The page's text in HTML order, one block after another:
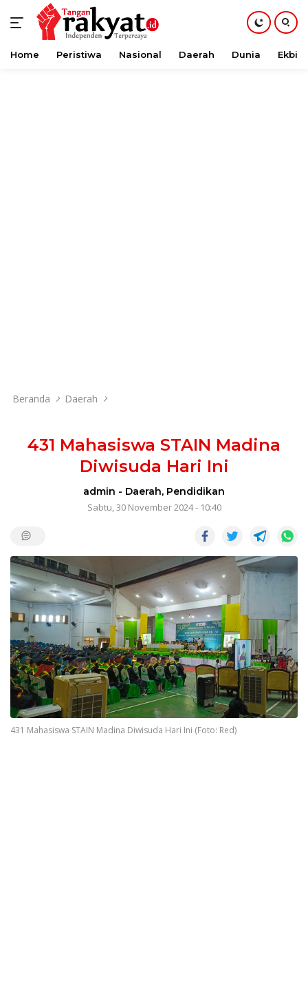
Langsung
Home Peristiwa Nasional Daerah Dunia Ekbis
Beranda Daerah
431 Mahasiswa STAIN Madina
Diwisuda Hari Ini
admin - Daerah, Pendidikan
Sabtu, 30 November 2024 - 10:40
431 Mahasiswa STAIN Madina Diwisuda Hari Ini (Foto: Red)